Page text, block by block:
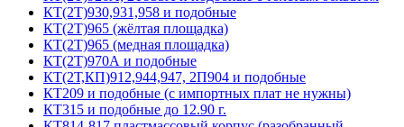
КТ(2Т)930,931,958 и подобные
КТ(2Т)965 (жёлтая площадка)
КТ(2Т)965 (медная площадка)
КТ(2Т)970А и подобные
КТ(2Т,КП)912,944,947, 2П904 и подобные
КТ209 и подобные (с импортных плат не нужны)
КТ315 и подобные до 12.90 г.